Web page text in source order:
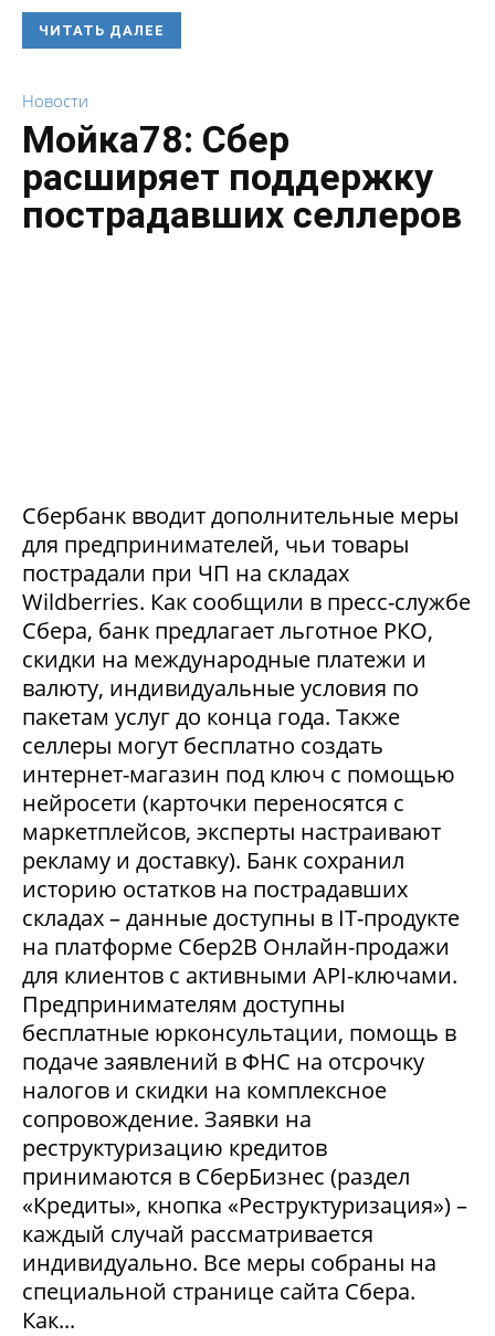
ЧИТАТЬ ДАЛЕЕ
Новости
Мойка78: Сбер
расширяет поддержку
пострадавших селлеров
Сбербанк вводит дополнительные меры
для предпринимателей, чьи товары
пострадали при ЧП на складах
Wildberries. Как сообщили в пресс-службе
Сбера, банк предлагает льготное РКО,
скидки на международные платежи и
валюту, индивидуальные условия по
пакетам услуг до конца года. Также
селлеры могут бесплатно создать
интернет-магазин под ключ с помощью
нейросети (карточки переносятся с
маркетплейсов, эксперты настраивают
рекламу и доставку). Банк сохранил
историю остатков на пострадавших
складах – данные доступны в IT-продукте
на платформе Сбер2В Онлайн-продажи
для клиентов с активными API-ключами.
Предпринимателям доступны
бесплатные юрконсультации, помощь в
подаче заявлений в ФНС на отсрочку
налогов и скидки на комплексное
сопровождение. Заявки на
реструктуризацию кредитов
принимаются в СберБизнес (раздел
«Кредиты», кнопка «Реструктуризация») –
каждый случай рассматривается
индивидуально. Все меры собраны на
специальной странице сайта Сбера.
Как...